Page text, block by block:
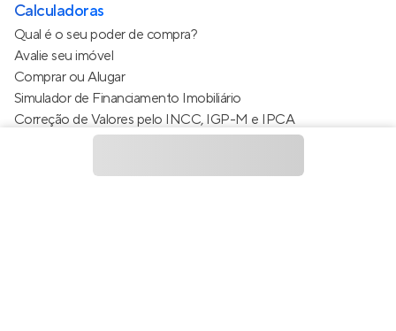
Calculadoras
Qual é o seu poder de compra?
Avalie seu imóvel
Comprar ou Alugar
Simulador de Financiamento Imobiliário
Correção de Valores pelo INCC, IGP-M e IPCA
Estimativa de valor do condomínio